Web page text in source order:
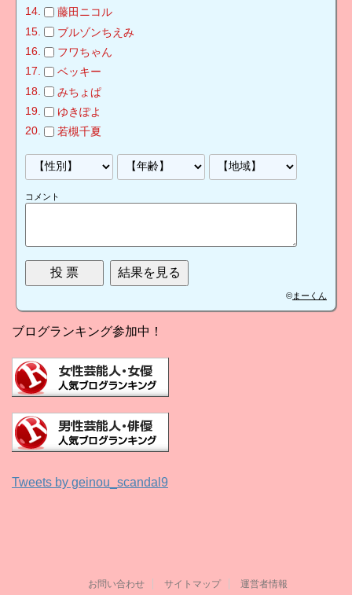
藤田ニコル
ブルゾンちえみ
フワちゃん
ベッキー
みちょぱ
ゆきぽよ
若槻千夏
コメント
©まーくん
ブログランキング参加中！
Tweets by geinou_scandal9
お問い合わせ サイトマップ 運営者情報